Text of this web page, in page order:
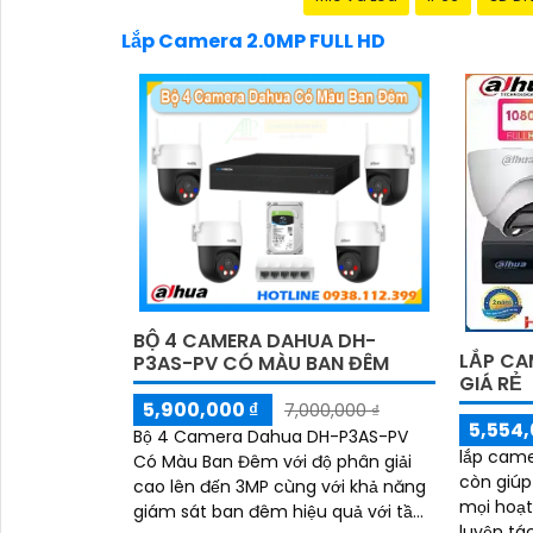
Lắp Camera 2.0MP FULL HD
BỘ 4 CAMERA DAHUA DH-
P3AS-PV CÓ MÀU BAN ĐÊM
5,900,000 ₫
7,000,000 ₫
Bộ 4 Camera Dahua DH-P3AS-PV
Có Màu Ban Đêm với độ phân giải
cao lên đến 3MP cùng với khả năng
giám sát ban đêm hiệu quả với tầm
LẮP
GIÁ RẺ
lắp
còn
mọi